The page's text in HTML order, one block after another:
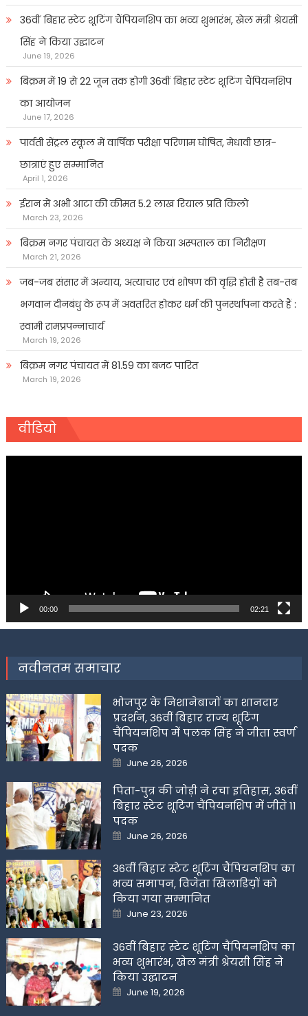
36वीं बिहार स्टेट शूटिंग चैंपियनशिप का भव्य शुभारंभ, खेल मंत्री श्रेयसी
सिंह ने किया उद्घाटन
June 19, 2026
बिक्रम में 19 से 22 जून तक होगी 36वीं बिहार स्टेट शूटिंग चैंपियनशिप
का आयोजन
June 17, 2026
पार्वती सेंट्रल स्कूल में वार्षिक परीक्षा परिणाम घोषित, मेधावी छात्र-
छात्राएं हुए सम्मानित
April 1, 2026
ईरान में अभी आटा की कीमत 5.2 लाख रियाल प्रति किलो
March 23, 2026
बिक्रम नगर पंचायत के अध्यक्ष ने किया अस्पताल का निरीक्षण
March 21, 2026
जब-जब संसार में अन्याय, अत्याचार एवं शोषण की वृद्धि होती है तब-तब
भगवान दीनबंधु के रूप में अवतरित होकर धर्म की पुनर्स्थापना करते हैं :
स्वामी रामप्रपन्नाचार्य
March 19, 2026
बिक्रम नगर पंचायत में 81.59 का बजट पारित
March 19, 2026
वीडियो
00:00 02:21
नवीनतम समाचार
भोजपुर के निशानेबाजों का शानदार
प्रदर्शन, 36वीं बिहार राज्य शूटिंग
चैंपियनशिप में पलक सिंह ने जीता स्वर्ण
पदक
Posted
on
June 26, 2026
पिता-पुत्र की जोड़ी ने रचा इतिहास, 36वीं
बिहार स्टेट शूटिंग चैंपियनशिप में जीते 11
पदक
Posted
on
June 26, 2026
36वीं बिहार स्टेट शूटिंग चैंपियनशिप का
भव्य समापन, विजेता खिलाडिय़ों को
किया गया सम्मानित
Posted
on
June 23, 2026
36वीं बिहार स्टेट शूटिंग चैंपियनशिप का
भव्य शुभारंभ, खेल मंत्री श्रेयसी सिंह ने
किया उद्घाटन
Posted
on
June 19, 2026